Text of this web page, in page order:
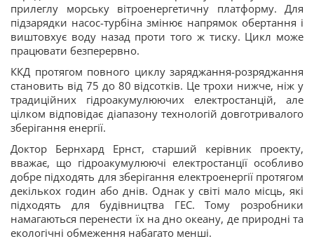
прилеглу морську вітроенергетичну платформу. Для
підзарядки насос-турбіна змінює напрямок обертання і
виштовхує воду назад проти того ж тиску. Цикл може
працювати безперервно.
ККД протягом повного циклу заряджання-розряджання
становить від 75 до 80 відсотків. Це трохи нижче, ніж у
традиційних гідроакумулюючих електростанцій, але
цілком відповідає діапазону технологій довготривалого
зберігання енергії.
Доктор Бернхард Ернст, старший керівник проекту,
вважає, що гідроакумулюючі електростанції особливо
добре підходять для зберігання електроенергії протягом
декількох годин або днів. Однак у світі мало місць, які
підходять для будівництва ГЕС. Тому розробники
намагаються перенести їх на дно океану, де природні та
екологічні обмеження набагато менші.